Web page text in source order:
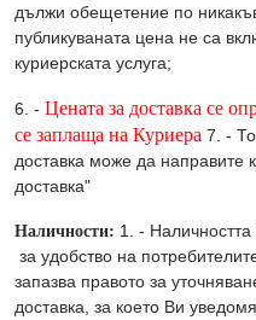
дължи обещетение по
публикуваната цена не са
куриерската услуга;
6. - Цената за доставка се
се заплаща на Куриера 7. -
доставка може да направите
доставка"
Наличности: 1. - Наличността
за удобство на
запазва правото за
доставка, за което Ви